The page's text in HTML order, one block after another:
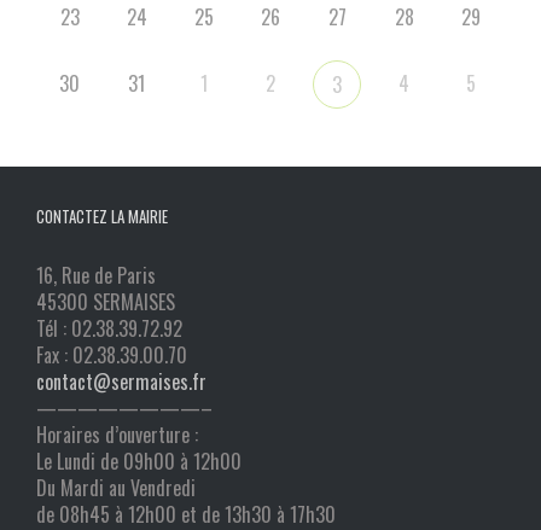
23 24 25 26 27 28 29
30 31 1 2 3 4 5
CONTACTEZ LA MAIRIE
16, Rue de Paris
45300 SERMAISES
Tél : 02.38.39.72.92
Fax : 02.38.39.00.70
contact@sermaises.fr
————————–
Horaires d’ouverture :
Le Lundi de 09h00 à 12h00
Du Mardi au Vendredi
de 08h45 à 12h00 et de 13h30 à 17h30